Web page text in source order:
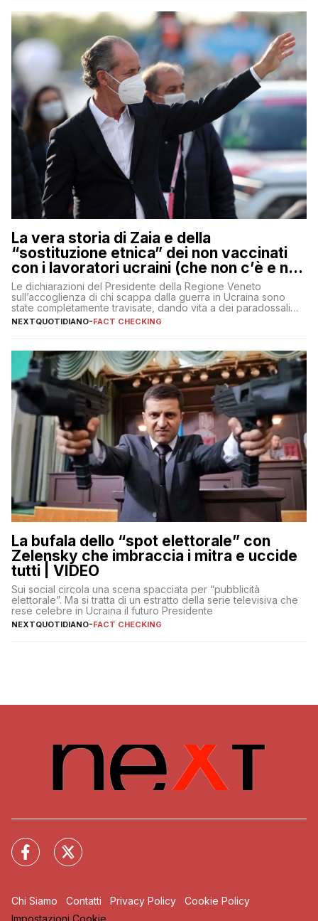
La vera storia di Zaia e della
“sostituzione etnica” dei non vaccinati
con i lavoratori ucraini (che non c’è e non
ci sarà)
Le dichiarazioni del Presidente della Regione Veneto
sull’accoglienza di chi scappa dalla guerra in Ucraina sono
state completamente travisate, dando vita a dei paradossali
falsi che girano sui social
NEXTQUOTIDIANO-FACT CHECKING
La bufala dello “spot elettorale” con
Zelensky che imbraccia i mitra e uccide
tutti | VIDEO
Sui social circola una scena spacciata per “pubblicità
elettorale”. Ma si tratta di un estratto della serie televisiva che
rese celebre in Ucraina il futuro Presidente
NEXTQUOTIDIANO-FACT CHECKING
Chi Siamo Contatti Privacy Policy
Cookie Policy